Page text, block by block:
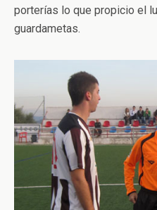
porterías lo que propicio el
guardametas.